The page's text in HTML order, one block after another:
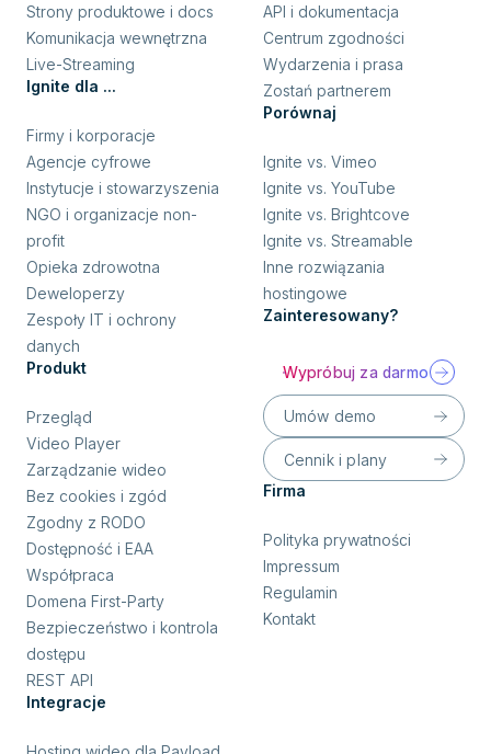
Strony produktowe i docs
Komunikacja wewnętrzna
Live-Streaming
Ignite dla ...
Firmy i korporacje
Agencje cyfrowe
Instytucje i stowarzyszenia
NGO i organizacje non-
profit
Opieka zdrowotna
Deweloperzy
Zespoły IT i ochrony
danych
Produkt
Przegląd
Video Player
Zarządzanie wideo
Bez cookies i zgód
Zgodny z RODO
Dostępność i EAA
Współpraca
Domena First-Party
Bezpieczeństwo i kontrola
dostępu
REST API
Integracje
API i dokumentacja
Centrum zgodności
Wydarzenia i prasa
Zostań partnerem
Porównaj
Ignite vs. Vimeo
Ignite vs. YouTube
Ignite vs. Brightcove
Ignite vs. Streamable
Inne rozwiązania
hostingowe
Zainteresowany?
Wypróbuj za darmo
Umów demo
Cennik i plany
Firma
Polityka prywatności
Impressum
Regulamin
Kontakt